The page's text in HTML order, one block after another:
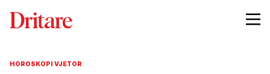
HOROSKOPI VJETOR